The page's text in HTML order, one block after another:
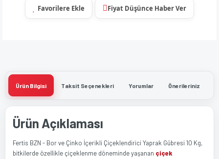
Fiyat Düşünce Haber Ver
Ürün Bilgisi Taksit Seçenekleri Yorumlar Önerileriniz
Ürün Açıklaması
Fertis BZN - Bor ve Çinko İçerikli Çiçeklendirici Yaprak Gübresi 10 Kg,
bitkilerde özellikle çiçeklenme döneminde yaşanan çiçek